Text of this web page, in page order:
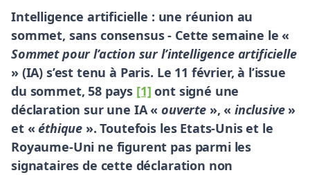
Intelligence artificielle : une réunion au
sommet, sans consensus - Cette semaine le «
Sommet pour l’action sur l’intelligence artificielle
» (IA) s’est tenu à Paris. Le 11 février, à l’issue
du sommet, 58 pays [1] ont signé une
déclaration sur une IA « ouverte », « inclusive »
et «éthique ». Toutefois les Etats-Unis et le
Royaume-Uni ne figurent pas parmi les
signataires de cette déclaration non